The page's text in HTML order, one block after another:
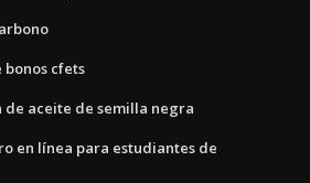
bonos cfets
aceite de semilla negra
en línea para estudiantes de